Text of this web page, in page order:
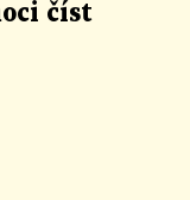
číst